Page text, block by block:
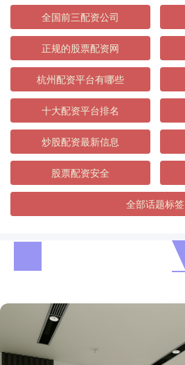
全国前三配资公司
正规的股票配资网
杭州配资平台有哪些
十大配资平台排名
炒股配资最新信息
股票配资安全
全部话题标签